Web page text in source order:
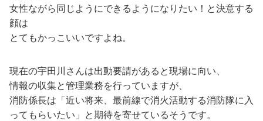
女性ながら同じようにできるようになりたい！と決意する
顔は
とてもかっこいいですよね。
現在の宇田川さんは出動要請があると現場に向い、
情報の収集と管理業務を行っていますが、
消防係長は「近い将来、最前線で消火活動する消防隊に入
ってもらいたい」と期待を寄せているそうです。